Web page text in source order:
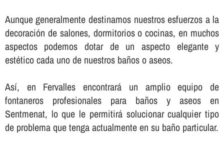
Aunque generalmente destinamos nuestros esfuerzos a la
decoración de salones, dormitorios o cocinas, en muchos
aspectos podemos dotar de un aspecto elegante y
estético cada uno de nuestros baños o aseos.
Así­, en Fervalles encontrará un amplio equipo de
fontaneros profesionales para baños y aseos en
Sentmenat, lo que le permitirá solucionar cualquier tipo
de problema que tenga actualmente en su baño particular.